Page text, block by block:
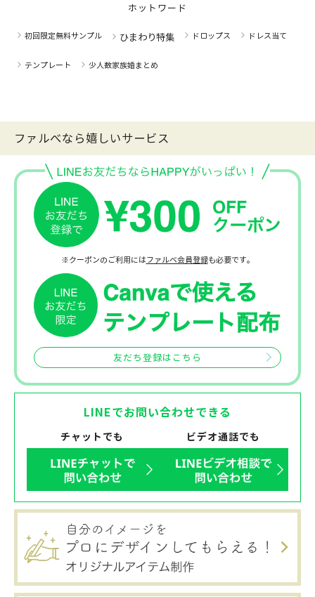
ホットワード
初回限定無料サンプル ひまわり特集 ドロップス ドレス当て
テンプレート 少人数家族婚まとめ
ファルべなら嬉しいサービス
※クーポンのご利用にはファルベ会員登録も必要です。
友だち登録はこちら
LINEでお問い合わせできる
チャットでも ビデオ通話でも